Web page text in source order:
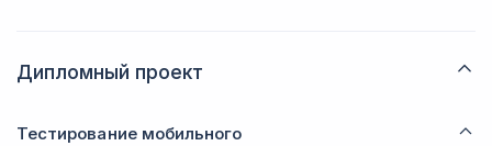
Дипломный проект
Тестирование мобильного